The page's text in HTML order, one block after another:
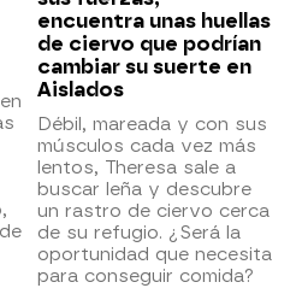
encuentra unas huellas
de ciervo que podrían
cambiar su suerte en
Aislados
Débil, mareada y con sus
músculos cada vez más
lentos, Theresa sale a
buscar leña y descubre
un rastro de ciervo cerca
de su refugio. ¿Será la
oportunidad que necesita
para conseguir comida?